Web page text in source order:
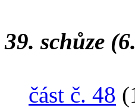
39. schůze
část č. 48